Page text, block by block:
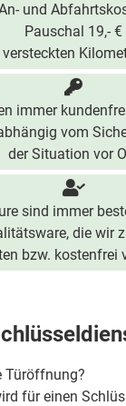
und
Pauschal 19,- €
versteckten
immer
vom
der Situation vor
sind immer
die wir
bzw. kostenfrei
Türöffnung?
für einen